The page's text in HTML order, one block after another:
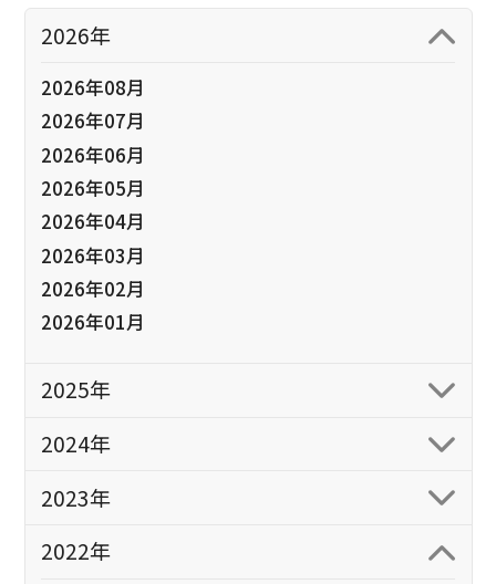
2026年
2026年08月
2026年07月
2026年06月
2026年05月
2026年04月
2026年03月
2026年02月
2026年01月
2025年
2024年
2023年
2022年